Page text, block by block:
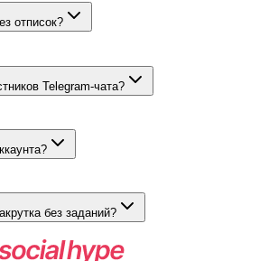
аудитории.
отписок?
отписок не обещается.
Telegram-чата?
365 дней.
и права администратора не нужны.
без заданий?
этом разделе нет. Платный заказ